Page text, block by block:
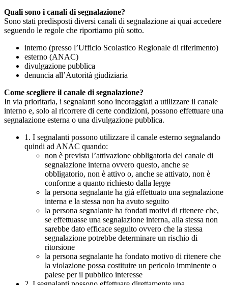
Quali sono i canali di segnalazione?
Sono stati predisposti diversi canali di segnalazione ai quai accedere
seguendo le regole che riportiamo più sotto.
interno (presso l’Ufficio Scolastico Regionale di riferimento)
esterno (ANAC)
divulgazione pubblica
denuncia all’Autorità giudiziaria
Come scegliere il canale di segnalazione?
In via prioritaria, i segnalanti sono incoraggiati a utilizzare il canale
interno e, solo al ricorrere di certe condizioni, possono effettuare una
segnalazione esterna o una divulgazione pubblica.
1. I segnalanti possono utilizzare il canale esterno segnalando
quindi ad ANAC quando:
non è prevista l’attivazione obbligatoria del canale di
segnalazione interna ovvero questo, anche se
obbligatorio, non è attivo o, anche se attivato, non è
conforme a quanto richiesto dalla legge
la persona segnalante ha già effettuato una segnalazione
interna e la stessa non ha avuto seguito
la persona segnalante ha fondati motivi di ritenere che,
se effettuasse una segnalazione interna, alla stessa non
sarebbe dato efficace seguito ovvero che la stessa
segnalazione potrebbe determinare un rischio di
ritorsione
la persona segnalante ha fondato motivo di ritenere che
la violazione possa costituire un pericolo imminente o
palese per il pubblico interesse